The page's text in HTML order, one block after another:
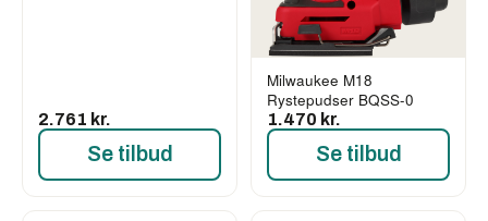
2.761 kr.
Se tilbud
Milwaukee M18
Rystepudser BQSS-0
1.470 kr.
Se tilbud